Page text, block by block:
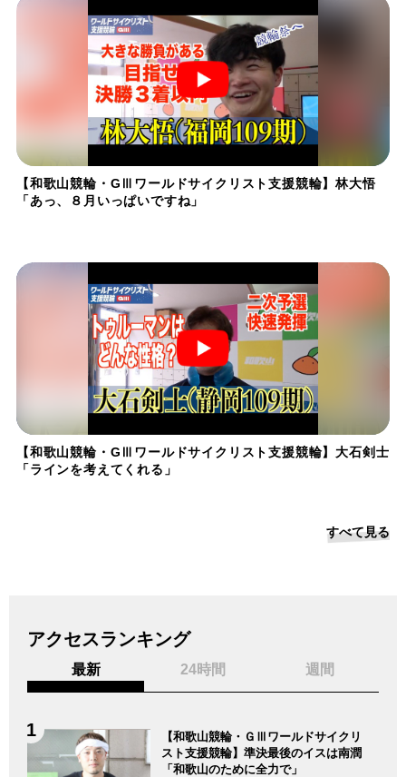
【和歌山競輪・GⅢワールドサイクリスト支援競輪】林大悟
「あっ、８月いっぱいですね」
【和歌山競輪・GⅢワールドサイクリスト支援競輪】大石剣士
「ラインを考えてくれる」
すべて見る
アクセスランキング
最新 24時間 週間
【和歌山競輪・ＧⅢワールドサイクリ
スト支援競輪】準決最後のイスは南潤
「和歌山のために全力で」